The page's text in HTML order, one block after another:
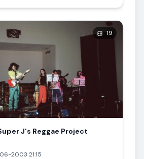
19
J's Reggae Project
2003 21:15